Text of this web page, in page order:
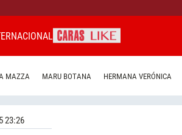
MAZZA MARU BOTANA HERMANA VERÓNICA
23:26